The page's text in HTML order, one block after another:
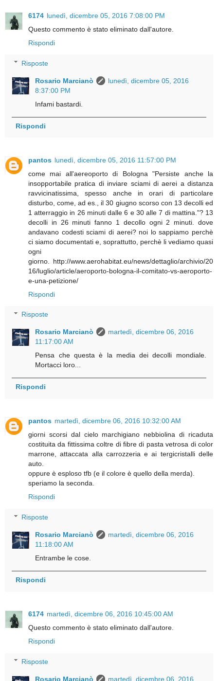
6174 lunedì, dicembre 05, 2016 7:08:00 PM
Questo commento è stato eliminato dall'autore.
Rispondi
Risposte
Rosario Marcianò
lunedì, dicembre 05, 2016
8:37:00 PM
Infami bastardi.
Rispondi
pantos lunedì, dicembre 05, 2016 11:57:00 PM
come mai all'aereoporto di Bologna "Persiste anche la
insopportabile pratica di inviare sciami di aerei a distanza
ravvicinatissima, spesso anche in orari di particolare
disturbo, come, ad es., il 30 giugno scorso con 13 decolli ed
1 atterraggio in 26 minuti dalle 6 e 30 alle 7 di mattina."? 13
decolli in 26 minuti fanno 1 decollo ogni 2 minuti. dove
andavano codesti sciami di aerei? noi lo sappiamo perchè
ci siamo documentati e, soprattutto, perchè li vediamo quasi
ogni
giorno. http://www.aerohabitat.eu/news/dettaglio/archivio/20
16/luglio/article/aeroporto-bologna-il-comitato-vs-aeroporto-
e-una-petizione/
Rispondi
Risposte
Rosario Marcianò
martedì, dicembre 06, 2016
11:17:00 AM
Pensa che questa è la media dei decolli mondiale.
Mortacci loro...
Rispondi
pantos martedì, dicembre 06, 2016 10:32:00 AM
giorni scorsi dal cielo marchigiano nebbiolina di ricaduta
costituita da fittissima coltre di fibre di pasta vetrosa di color
marrone, attaccata alla carrozzeria e ai tergicristalli delle
auto.
oppure è esploso tfb (e il colore è quello della merda).
speriamo la seconda.
Rispondi
Risposte
Rosario Marcianò
martedì, dicembre 06, 2016
11:18:00 AM
Entrambe le cose.
Rispondi
6174 martedì, dicembre 06, 2016 10:45:00 AM
Questo commento è stato eliminato dall'autore.
Rispondi
Risposte
Rosario Marcianò martedì, dicembre 06, 2016